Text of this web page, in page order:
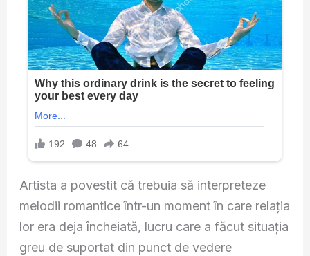
Artista a povestit că trebuia să interpreteze
melodii romantice într-un moment în care relația
lor era deja încheiată, lucru care a făcut situația
greu de suportat din punct de vedere